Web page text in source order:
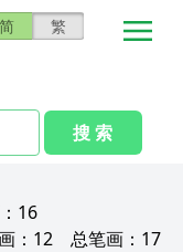
简 繁
搜 索
16
： 12 总笔画： 17